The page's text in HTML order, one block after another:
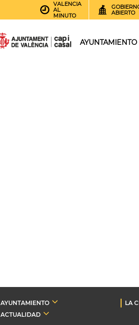
VALENCIA
AL
MINUTO
ABIERTO
AYUNTAMIENTO
AYUNTAMIENTO LA
ACTUALIDAD